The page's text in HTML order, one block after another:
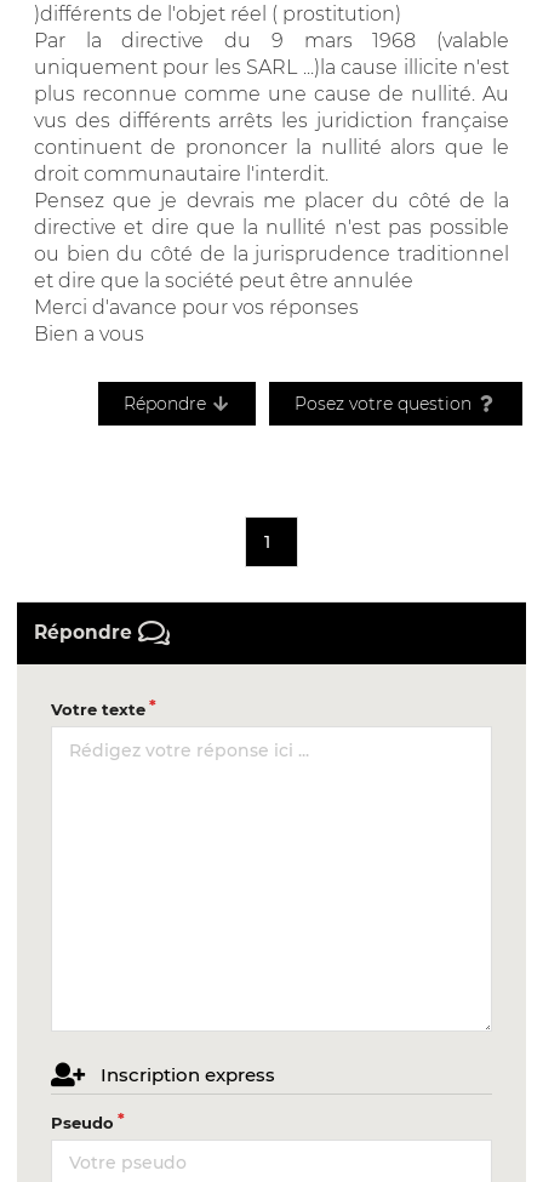
)différents de l'objet réel ( prostitution)
Par la directive du 9 mars 1968 (valable
uniquement pour les SARL ...)la cause illicite n'est
plus reconnue comme une cause de nullité. Au
vus des différents arrêts les juridiction française
continuent de prononcer la nullité alors que le
droit communautaire l'interdit.
Pensez que je devrais me placer du côté de la
directive et dire que la nullité n'est pas possible
ou bien du côté de la jurisprudence traditionnel
et dire que la société peut être annulée
Merci d'avance pour vos réponses
Bien a vous
Répondre Posez votre question
1
Répondre
Votre texte
Inscription express
Pseudo